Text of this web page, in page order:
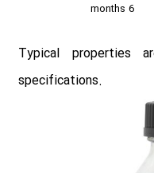
6 months
Typical properties
specifications.